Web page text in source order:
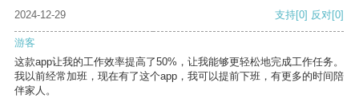
2024-12-29 支持[0] 反对[0]
游客
这款app让我的工作效率提高了50%，让我能够更轻松地完成工作任务。
我以前经常加班，现在有了这个app，我可以提前下班，有更多的时间陪
伴家人。